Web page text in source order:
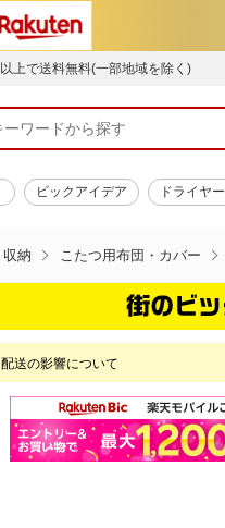
上で送料無料(一部地域を除く)
ビックアイデア ドライヤー
納 こたつ用布団・カバー
送の影響について